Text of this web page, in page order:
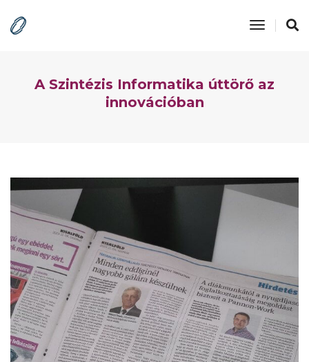
Toggle
A Szintézis Informatika úttörő az
innovációban